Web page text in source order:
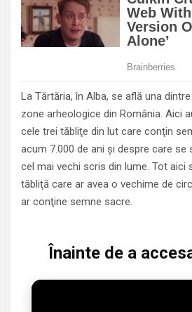
La Tărtăria, în Alba, se află una
zone arheologice din România. Aici
cele trei tăbliţe din lut care conţin
acum 7.000 de ani şi despre care se
cel mai vechi scris din lume. Tot aici
tăbliţă care ar avea o vechime de
ar conţine semne sacre.
Înainte de a